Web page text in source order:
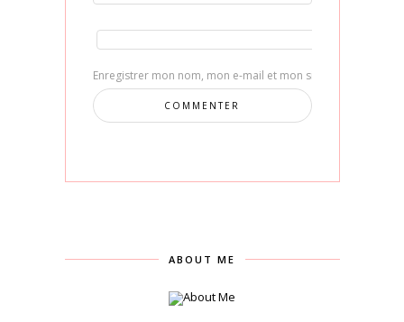
Enregistrer mon nom, mon e-mail et mon site dans le
ABOUT ME